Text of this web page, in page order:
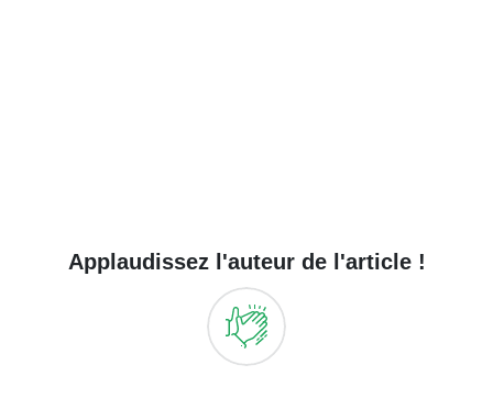
Applaudissez l'auteur de l'article !